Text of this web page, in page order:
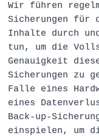
Wir führen
Sicherungen für
Inhalte durch
tun, um die
Genauigkeit
Sicherungen zu
Falle eines
eines
Back-up-
einspielen, um